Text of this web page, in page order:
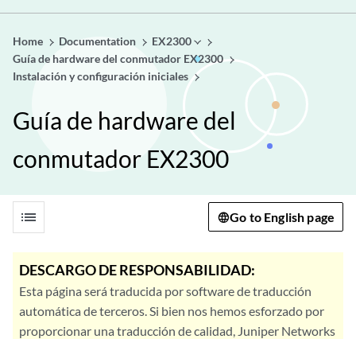
Home Documentation
EX2300
Guía de hardware del conmutador EX2300
Instalación y configuración iniciales
Guía de hardware del
conmutador EX2300
list Go to English page
DESCARGO DE RESPONSABILIDAD:
Esta página será traducida por software de traducción
automática de terceros. Si bien nos hemos esforzado por
proporcionar una traducción de calidad, Juniper Networks